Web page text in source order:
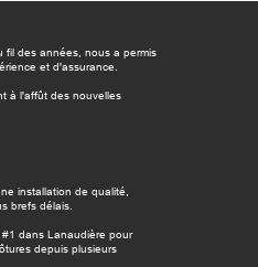
fil des années, nous a permis
et d'assurance.
à l'affût des nouvelles
installation de qualité,
brefs délais.
dans Lanaudière pour
depuis plusieurs